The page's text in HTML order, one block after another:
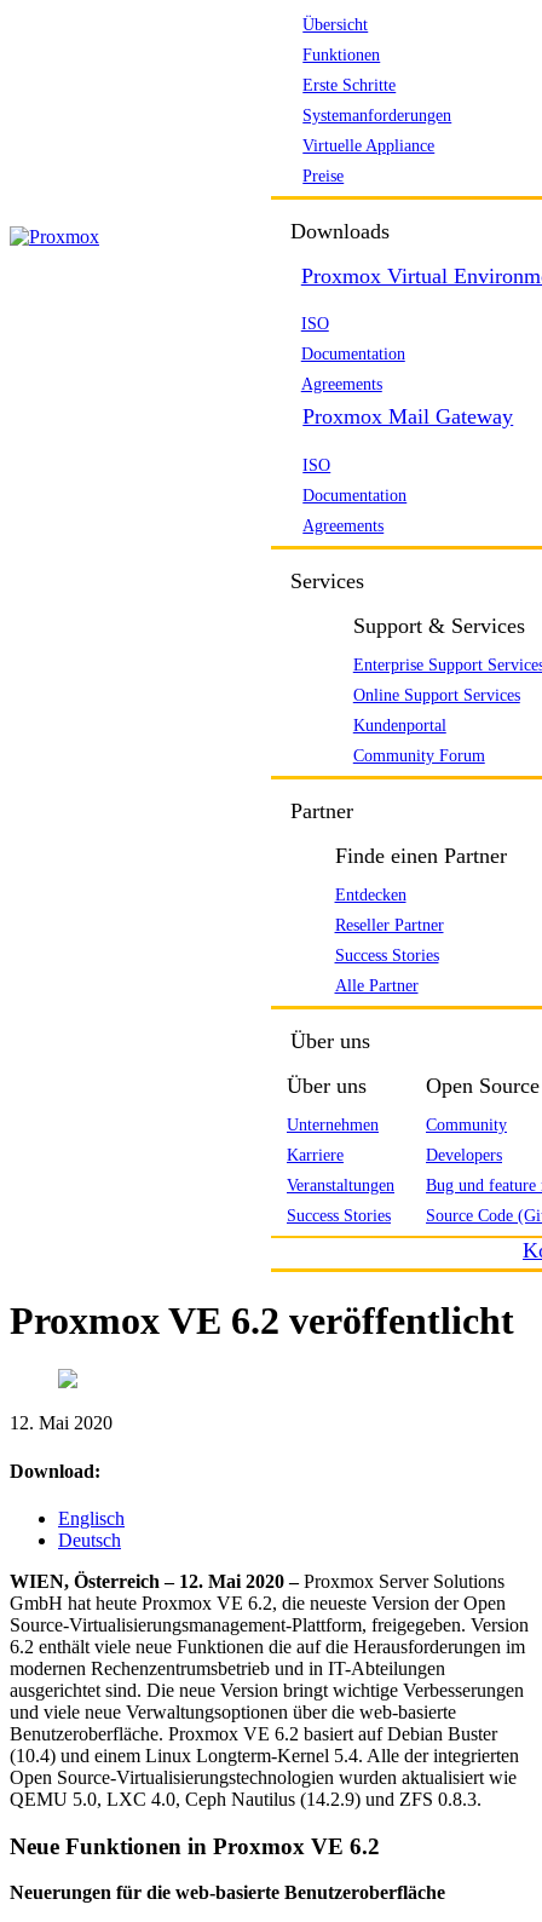
Übersicht
Funktionen
Erste Schritte
Systemanforderungen
Virtuelle Appliance
Preise
Downloads
Proxmox Virtual
ISO
Documentation
Agreements
Proxmox Mail Gateway
ISO
Documentation
Agreements
Services
Support & Services
Enterprise Support
Online Support Services
Kundenportal
Community Forum
Partner
Finde einen Partner
Entdecken
Reseller Partner
Success Stories
Alle Partner
Über uns
Über uns
Unternehmen
Karriere
Veranstaltungen
Success Stories
Open Source
Community
Developers
Bug und feature
Source Code
Proxmox VE 6.2 veröffentlicht
12. Mai 2020
Download:
Englisch
Deutsch
WIEN, Österreich – 12. Mai 2020 –Proxmox Server Solutions
GmbH hat heute Proxmox VE 6.2, die neueste Version der Open
Source-Virtualisierungsmanagement-Plattform, freigegeben. Version
6.2 enthält viele neue Funktionen die auf die Herausforderungen im
modernen Rechenzentrumsbetrieb und in IT-Abteilungen
ausgerichtet sind. Die neue Version bringt wichtige Verbesserungen
und viele neue Verwaltungsoptionen über die web-basierte
Benutzeroberfläche. Proxmox VE 6.2 basiert auf Debian Buster
(10.4) und einem Linux Longterm-Kernel 5.4. Alle der integrierten
Open Source-Virtualisierungstechnologien wurden aktualisiert wie
QEMU 5.0, LXC 4.0, Ceph Nautilus (14.2.9) und ZFS 0.8.3.
Neue Funktionen in Proxmox VE 6.2
Neuerungen für die web-basierte Benutzeroberfläche